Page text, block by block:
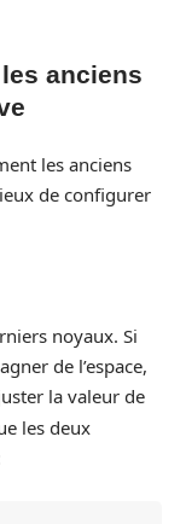
anciens
les anciens
de configurer
noyaux. Si
de l’espace,
la valeur de
les deux